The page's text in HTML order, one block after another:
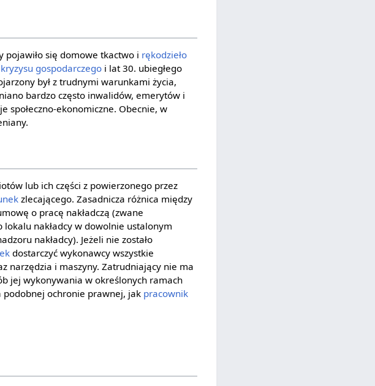
pojawiło się domowe tkactwo i rękodzieło
kryzysu gospodarczego i lat 30. ubiegłego
był z trudnymi warunkami życia,
bardzo często inwalidów, emerytów i
społeczno-ekonomiczne. Obecnie, w
lub ich części z powierzonego przez
zlecającego. Zasadnicza różnica między
o pracę nakładczą (zwane
nakładcy w dowolnie ustalonym
nakładcy). Jeżeli nie zostało
dostarczyć wykonawcy wszystkie
narzędzia i maszyny. Zatrudniający nie ma
jej wykonywania w określonych ramach
podobnej ochronie prawnej, jak pracownik